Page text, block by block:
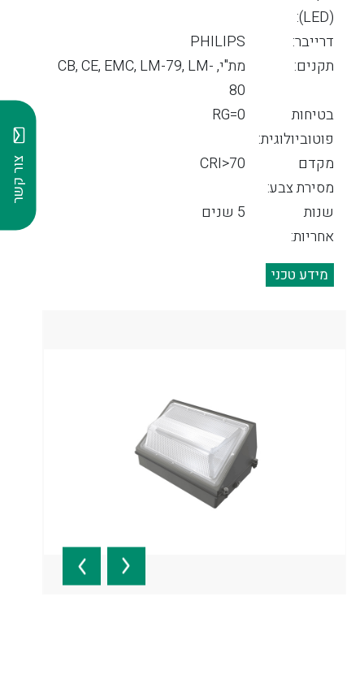
צור קשר
(LED):
דרייבר:
PHILIPS
תקנים:
מת"י, CB, CE, EMC, LM-79, LM-
80
בטיחות
פוטוביולוגית:
RG=0
מקדם
מסירת צבע:
CRI>70
שנות
אחריות:
5 שנים
מידע טכני